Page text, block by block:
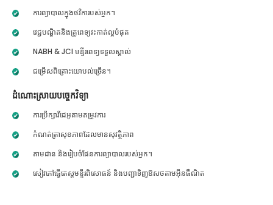
ការព្យាបាលក្នុងថវិការបស់អ្នក។
វេជ្ជបណ្ឌិតនិងគ្រូពេទ្យវះកាត់ល្អបំផុត
NABH & JCI មន្ទីរពេទ្យទទួលស្គាល់
ជម្រើសពិគ្រោះយោបល់ច្រើន។
ដំណោះស្រាយបច្ចេកវិទ្យា
ការប្រឹក្សាវីដេអូតាមតម្រូវការ
កំណត់ត្រាសុខភាពដែលមានសុវត្ថិភាព
តាមដាន និងរៀបចំផែនការព្យាបាលរបស់អ្នក។
សៀវភៅធ្វើតេស្តមន្ទីរពិសោធន៍ និងបញ្ជាទិញឱសថតាមអ៊ីនធឺណិត